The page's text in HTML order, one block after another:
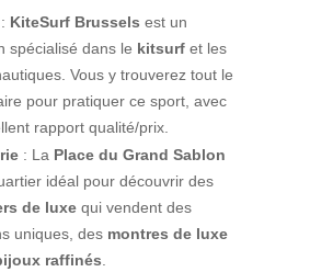
KiteSurf Brussels est un
spécialisé dans le kitsurfet les
Vous y trouverez tout le
pour pratiquer ce sport, avec
rapport qualité/prix.
: La Place du Grand Sablon
idéal pour découvrir des
de luxequi vendent des
uniques, des montres de luxe
raffinés